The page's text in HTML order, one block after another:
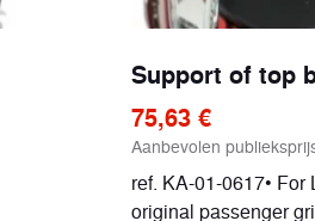
Support of top
75,63 €
Aanbevolen
ref. KA-01-0617•
original passenger